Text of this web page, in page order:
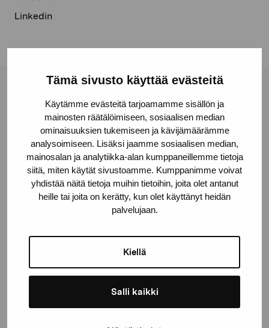
Tämä sivusto käyttää evästeitä
Käytämme evästeitä tarjoamamme sisällön ja
mainosten räätälöimiseen, sosiaalisen median
ominaisuuksien tukemiseen ja kävijämäärämme
analysoimiseen. Lisäksi jaamme sosiaalisen median,
mainosalan ja analytiikka-alan kumppaneillemme tietoja
siitä, miten käytät sivustoamme. Kumppanimme voivat
yhdistää näitä tietoja muihin tietoihin, joita olet antanut
heille tai joita on kerätty, kun olet käyttänyt heidän
palvelujaan.
Kiellä
Salli kaikki
Linkedin
Pro Artibus Foundation
Gustav Wasas gata 11
10600 Ekenäs
proartibus@proartibus.fi
+358 (0)50 371 6339